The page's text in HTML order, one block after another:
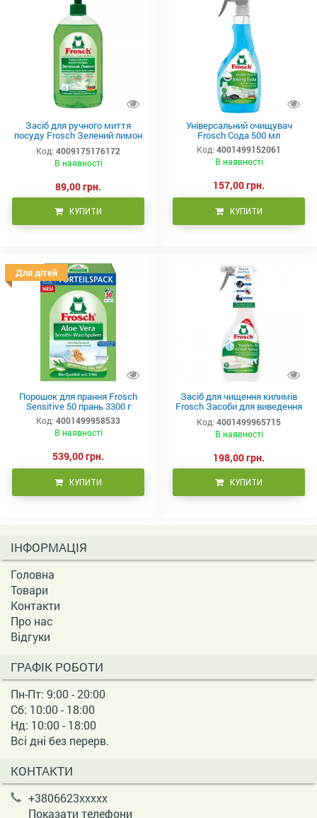
Засіб для ручного миття
посуду Frosch Зелений лимон
500 мл
Код: 4009175176172
В наявності
89,00 грн.
КУПИТИ
Універсальний очищувач
Frosch Сода 500 мл
Код: 4001499152061
В наявності
157,00 грн.
КУПИТИ
Для дітей
Порошок для прання Frosch
Sensitive 50 прань 3300 г
Код: 4001499958533
В наявності
539,00 грн.
КУПИТИ
Засіб для чищення килимів
Frosch Засоби для виведення
меблів 500 мл
Код: 4001499965715
В наявності
198,00 грн.
КУПИТИ
ІНФОРМАЦІЯ
Головна
Товари
Контакти
Про нас
Відгуки
ГРАФІК РОБОТИ
Пн-Пт: 9:00 - 20:00
Сб: 10:00 - 18:00
Нд: 10:00 - 18:00
Всі дні без перерв.
КОНТАКТИ
+3806623xxxxx
Показати телефони